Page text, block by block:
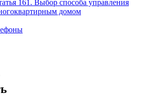
161. Выбор способа управления
домом